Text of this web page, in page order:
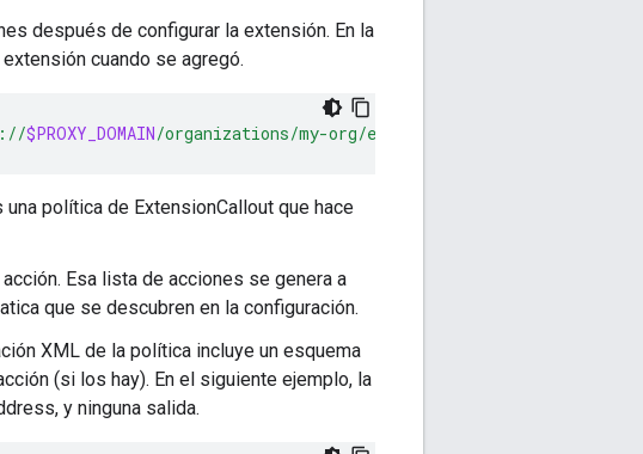
después de configurar la extensión. En la
cuando se agregó.
$PROXY_DOMAIN/organizations/my-org/environments/my-env/
política de ExtensionCallout que hace
Esa lista de acciones se genera a
que se descubren en la configuración.
XML de la política incluye un esquema
(si los hay). En el siguiente ejemplo, la
y ninguna salida.